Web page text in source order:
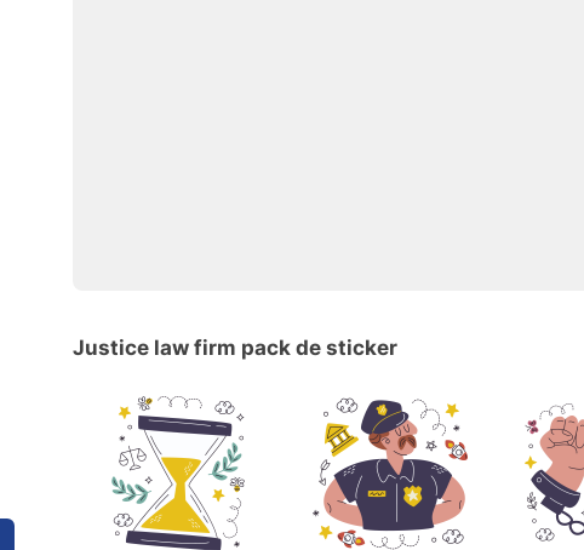
Justice law firm pack de sticker